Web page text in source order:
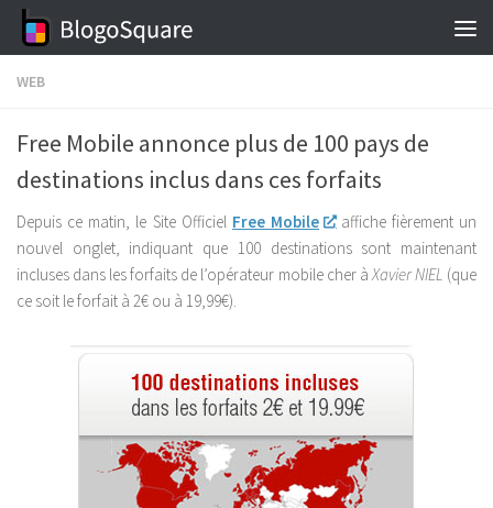
Skip to content
WEB
Free Mobile annonce plus de 100 pays de
destinations inclus dans ces forfaits
Depuis ce matin, le Site Officiel Free Mobile
affiche fièrement un
nouvel onglet, indiquant que 100 destinations sont maintenant
incluses dans les forfaits de l’opérateur mobile cher àXavier NIEL (que
ce soit le forfait à 2€ ou à 19,99€).